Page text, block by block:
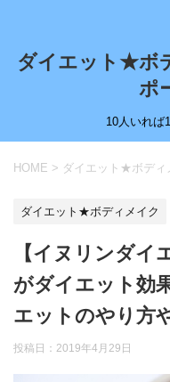
ダイエット★ボ
ポ
10人いれ
HOME > ダイエット★ボディ
ダイエット★ボディメイク
【イヌリンダイ
がダイエット効
エットのやり方
投稿日： 2019年4月29日